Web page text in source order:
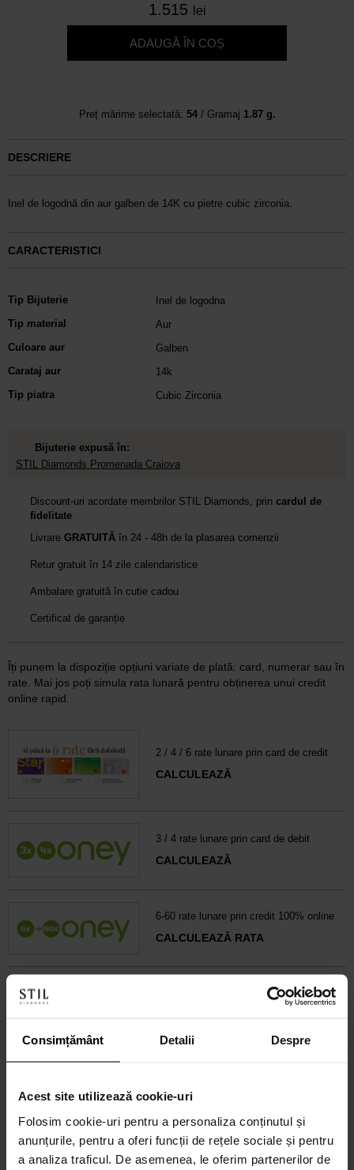
Consimțământ Detalii Despre
Acest site utilizează cookie-uri
Folosim cookie-uri pentru a personaliza conținutul și
anunțurile, pentru a oferi funcții de rețele sociale și pentru
a analiza traficul. De asemenea, le oferim partenerilor de
1.515 lei
ADAUGĂ ÎN COȘ
Preț mărime selectată: 54/ Gramaj 1.87 g.
DESCRIERE
Inel de logodnă din aur galben de 14K cu pietre cubic zirconia.
CARACTERISTICI
Tip Bijuterie
Inel de logodna
Tip material
Aur
Culoare aur
Galben
Carataj aur
14k
Tip piatra
Cubic Zirconia
Bijuterie expusă în:
STIL Diamonds Promenada Craiova
Discount-uri acordate membrilor STIL Diamonds, prin cardul de
fidelitate
Livrare GRATUITĂ în 24 - 48h de la plasarea comenzii
Retur gratuit în 14 zile calendaristice
Ambalare gratuită în cutie cadou
Certificat de garanție
Îți punem la dispoziție opțiuni variate de plată: card, numerar sau în
rate. Mai jos poți simula rata lunară pentru obținerea unui credit
online rapid.
2 / 4 / 6 rate lunare prin card de credit
CALCULEAZĂ
3 / 4 rate lunare prin card de debit
CALCULEAZĂ
6-60 rate lunare prin credit 100% online
CALCULEAZĂ RATA
Credit 100% Online prin UniCredit
CALCULEAZĂ RATA
CALCULEAZĂ RATA